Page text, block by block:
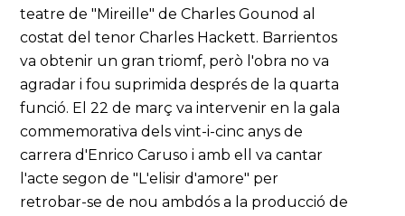
teatre de "Mireille" de Charles Gounod al
costat del tenor Charles Hackett. Barrientos
va obtenir un gran triomf, però l'obra no va
agradar i fou suprimida després de la quarta
funció. El 22 de març va intervenir en la gala
commemorativa dels vint-i-cinc anys de
carrera d'Enrico Caruso i amb ell va cantar
l'acte segon de "L'elisir d'amore" per
retrobar-se de nou ambdós a la producció de